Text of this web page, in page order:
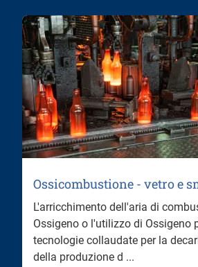
Ossicombustione - vetro e
L'arricchimento dell'aria di
Ossigeno o l'utilizzo di Ossigeno
tecnologie collaudate per la
della produzione d ...